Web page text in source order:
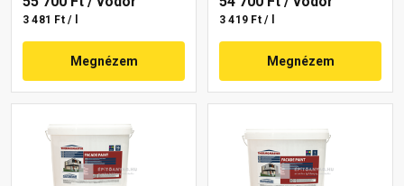
3 481 Ft / l
Megnézem
3 419 Ft / l
Megnézem